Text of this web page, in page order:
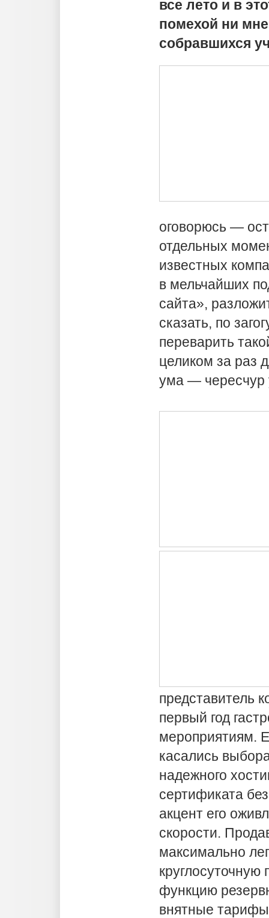
все лето и в
помехой ни
собравшихся
оговорюсь —
отдельных
известных
в мельчайших
сайта»,
сказать, по
переварить
целиком за раз
ума — чересчур
представитель
первый год
мероприятиям.
касались
надежного
сертификата
акцент его
скорости.
максимально
функцию
внятные